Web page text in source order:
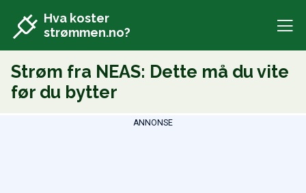
Hva koster
strømmen.no?
Strøm fra NEAS: Dette må du vite
før du bytter
ANNONSE